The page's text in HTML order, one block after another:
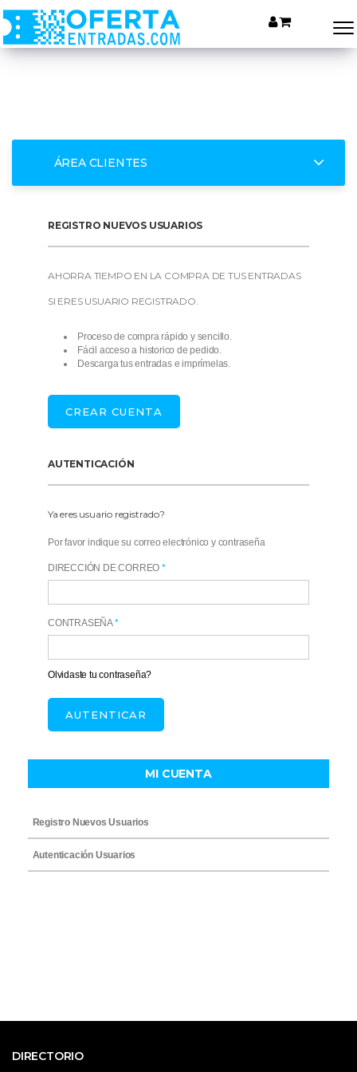
ÁREA CLIENTES
REGISTRO NUEVOS USUARIOS
AHORRA TIEMPO EN LA COMPRA DE TUS ENTRADAS
SI ERES USUARIO REGISTRADO.
Proceso de compra rápido y sencillo.
Fácil acceso a historico de pedido.
Descarga tus entradas e imprímelas.
CREAR CUENTA
AUTENTICACIÓN
Ya eres usuario registrado?
Por favor indique su correo electrónico y contraseña
DIRECCIÓN DE CORREO*
CONTRASEÑA*
Olvidaste tu contraseña?
AUTENTICAR
MI CUENTA
Registro Nuevos Usuarios
Autenticación Usuarios
DIRECTORIO